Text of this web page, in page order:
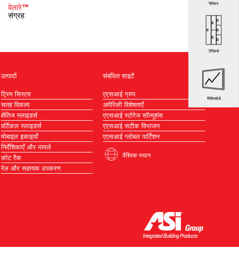
वेलारे™
संग्रह
सामान
लाकर्स
मार्करबोर्ड
उत्पादों
ट्रिम सिस्टम
सतह विकल्प
क्षैतिज स्लाइडर्स
वर्टिकल स्लाइडर्स
मोबाइल इकाइयाँ
निर्देशिकाएँ और मामले
कोट रैक
रेल और सहायक उपकरण
संबंधित साइटें
एएसआई ग्रुप
अमेरिकी विशेषताएँ
एएसआई स्टोरेज सॉल्यूशंस
एएसआई सटीक विभाजन
एएसआई ग्लोबल पार्टिशन
वैश्विक स्थान